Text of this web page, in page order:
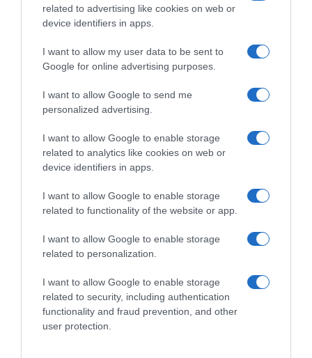
related to advertising like cookies on web or
device identifiers in apps.
I want to allow my user data to be sent to
Google for online advertising purposes.
I want to allow Google to send me
personalized advertising.
I want to allow Google to enable storage
related to analytics like cookies on web or
device identifiers in apps.
I want to allow Google to enable storage
related to functionality of the website or app.
I want to allow Google to enable storage
related to personalization.
I want to allow Google to enable storage
related to security, including authentication
functionality and fraud prevention, and other
user protection.
Sito web
Salva il mio nome, email e sito web in
questo browser per la prossima volta che
commento.
This site uses Akismet to reduce spam.
Learn how your comment data is